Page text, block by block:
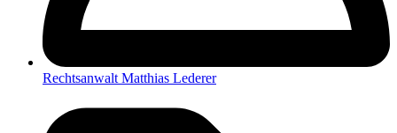
Rechtsanwalt Matthias Lederer